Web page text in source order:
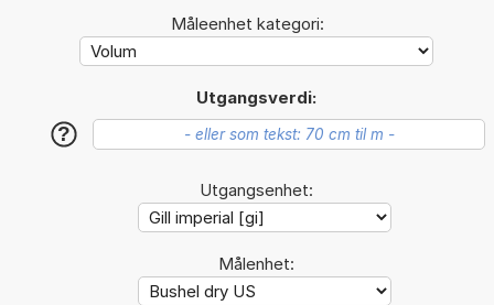
Måleenhet kategori:
Utgangsverdi:
?
Utgangsenhet:
Målenhet: